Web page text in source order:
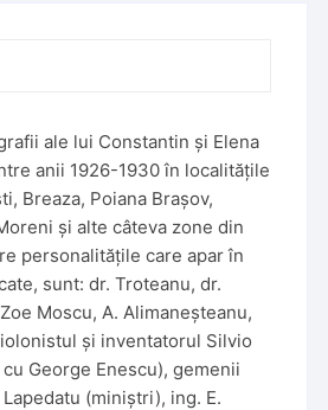
ale lui Constantin și Elena
anii 1926-1930 în localitățile
Breaza, Poiana Brașov,
și alte câteva zone din
personalitățile care apar în
sunt: dr. Troteanu, dr.
Moscu, A. Alimaneșteanu,
și inventatorul Silvio
George Enescu), gemenii
(miniștri), ing. E.